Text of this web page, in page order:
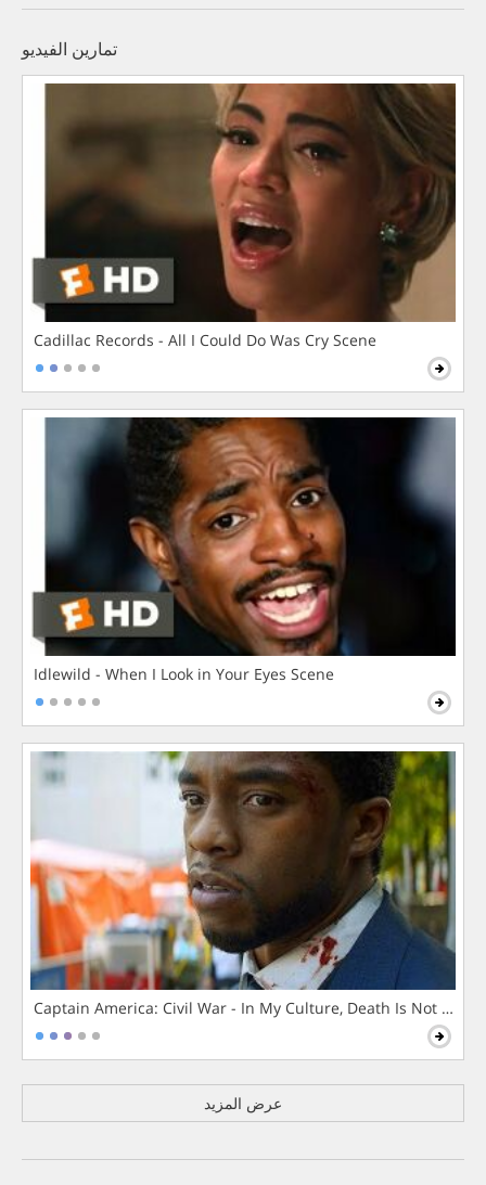
تمارين الفيديو
Cadillac Records - All I Could Do Was Cry Scene
Idlewild - When I Look in Your Eyes Scene
Captain America: Civil War - In My Culture, Death Is Not The
عرض المزيد